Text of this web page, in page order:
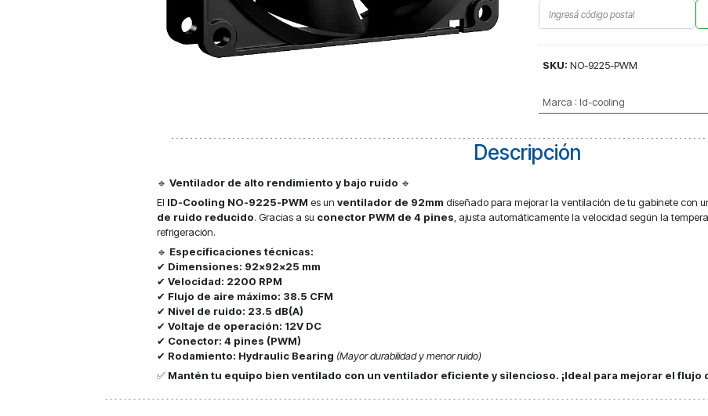
SKU: NO-9225-PWM
Marca : Id-cooling
Descripción
🔹 Ventilador de alto rendimiento y bajo ruido 🔹
El ID-Cooling NO-9225-PWM es un ventilador de 92mm diseñado para mejorar la ventilación de tu gabinete con
de ruido reducido. Gracias a su conector PWM de 4 pines , ajusta automáticamente la velocidad según la
refrigeración.
🔹 Especificaciones técnicas:
✔ Dimensiones: 92×92×25 mm
✔ Velocidad: 2200 RPM
✔ Flujo de aire máximo: 38.5 CFM
✔ Nivel de ruido: 23.5 dB(A)
✔ Voltaje de operación: 12V DC
✔ Conector: 4 pines (PWM)
✔ Rodamiento: Hydraulic Bearing (Mayor durabilidad y menor ruido)
✅ Mantén tu equipo bien ventilado con un ventilador eficiente y silencioso. ¡Ideal para mejorar el flujo